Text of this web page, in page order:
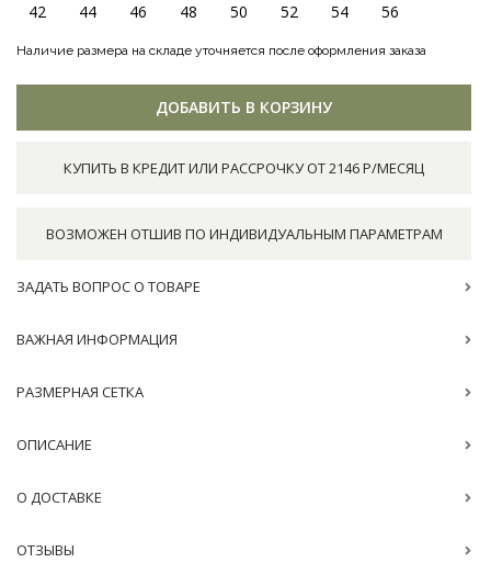
42 44 46 48 50 52 54 56
Наличие размера на складе уточняется после оформления заказа
ДОБАВИТЬ В КОРЗИНУ
КУПИТЬ В КРЕДИТ ИЛИ РАССРОЧКУ ОТ 2146 Р/МЕСЯЦ
ВОЗМОЖЕН ОТШИВ ПО ИНДИВИДУАЛЬНЫМ ПАРАМЕТРАМ
ЗАДАТЬ ВОПРОС О ТОВАРЕ
ВАЖНАЯ ИНФОРМАЦИЯ
РАЗМЕРНАЯ СЕТКА
ОПИСАНИЕ
О ДОСТАВКЕ
ОТЗЫВЫ